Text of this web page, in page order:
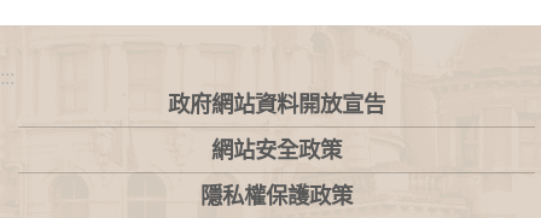
:::
政府網站資料開放宣告
網站安全政策
隱私權保護政策